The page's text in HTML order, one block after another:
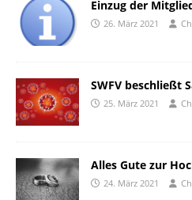
Einzug der
26. März 2021
SWFV beschließt
25. März 2021
Alles Gute zur
24. März 2021